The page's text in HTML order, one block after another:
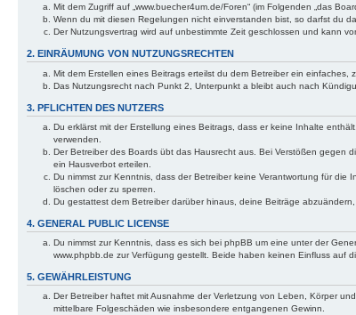
Mit dem Zugriff auf „www.buecher4um.de/Foren“ (im Folgenden „das
Wenn du mit diesen Regelungen nicht einverstanden bist, so darfst du
Der Nutzungsvertrag wird auf unbestimmte Zeit geschlossen und kann
2. EINRÄUMUNG VON NUTZUNGSRECHTEN
Mit dem Erstellen eines Beitrags erteilst du dem Betreiber ein
Das Nutzungsrecht nach Punkt 2, Unterpunkt a bleibt auch nach
3. PFLICHTEN DES NUTZERS
Du erklärst mit der Erstellung eines Beitrags, dass er keine Inhalte
verwenden.
Der Betreiber des Boards übt das Hausrecht aus. Bei Verstößen gegen
ein Hausverbot erteilen.
Du nimmst zur Kenntnis, dass der Betreiber keine Verantwortung für
löschen oder zu sperren.
Du gestattest dem Betreiber darüber hinaus, deine Beiträge
4. GENERAL PUBLIC LICENSE
Du nimmst zur Kenntnis, dass es sich bei phpBB um eine unter der
www.phpbb.de zur Verfügung gestellt. Beide haben keinen Einfluss auf
5. GEWÄHRLEISTUNG
Der Betreiber haftet mit Ausnahme der Verletzung von Leben, Körper
mittelbare Folgeschäden wie insbesondere entgangenen Gewinn.